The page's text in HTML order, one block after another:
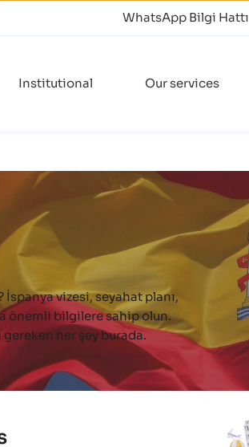
WhatsApp Bilgi Hattı
Institutional Our services
vizesi, seyahat planı,
önemli bilgilere sahip olun.
her şey burada.